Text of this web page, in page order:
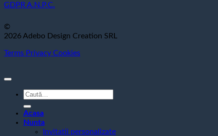
GDPR A.N.P.C.
©
2026 Adebo Design Creation SRL
Terms Privacy Cookies
Caută
Acasa
Nunta
Invitatii personalizate